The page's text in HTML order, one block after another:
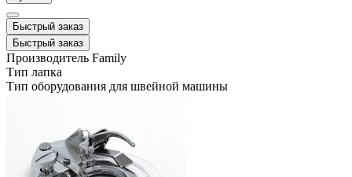
Быстрый заказ
Быстрый заказ
Производитель Family
Тип лапка
Тип оборудования для швейной машины